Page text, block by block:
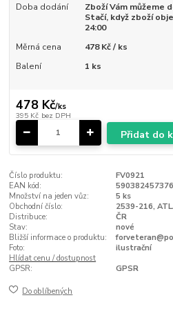
Doba dodání
Zboží Vám můžeme
Stačí, když zboží
24:00
Měrná cena
478 Kč / ks
Balení
1 ks
478 Kč/ks
395 Kč bez DPH
Přidat do
Číslo produktu:
FV0921
EAN kód:
Množství na jeden vůz:
5 ks
Obchodní číslo:
2539-216,
Distribuce:
ČR
Stav:
nové
Bližší informace o produktu:
Foto:
ilustrační
Hlídat cenu / dostupnost
GPSR:
GPSR
Do oblíbených